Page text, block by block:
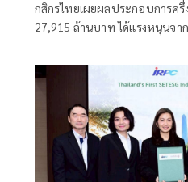
กสิกรไทยเผยผลประกอบการครึ่
27,915 ล้านบาท ได้แรงหนุนจา
เดินหน้าบริหารความเสี่ยงรับมือ